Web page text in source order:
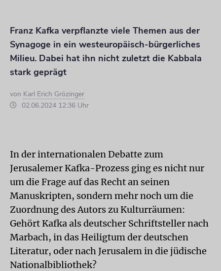
Franz Kafka verpflanzte viele Themen aus der
Synagoge in ein westeuropäisch-bürgerliches
Milieu. Dabei hat ihn nicht zuletzt die Kabbala
stark geprägt
von Karl Erich Grözinger
02.06.2024 12:36 Uhr
In der internationalen Debatte zum
Jerusalemer Kafka-Prozess ging es nicht nur
um die Frage auf das Recht an seinen
Manuskripten, sondern mehr noch um die
Zuordnung des Autors zu Kulturräumen:
Gehört Kafka als deutscher Schriftsteller nach
Marbach, in das Heiligtum der deutschen
Literatur, oder nach Jerusalem in die jüdische
National­bibliothek?